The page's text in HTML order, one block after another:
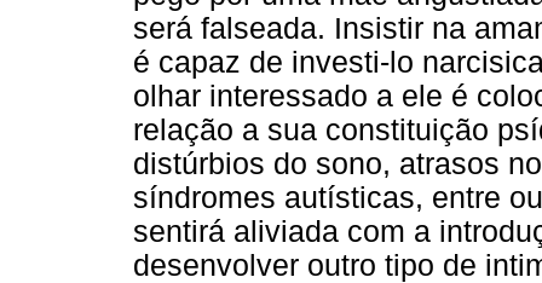
será falseada. Insistir na
é capaz de investi-lo
olhar interessado a ele é
relação a sua constituição
distúrbios do sono, atrasos
síndromes autísticas, entre
sentirá aliviada com a
desenvolver outro tipo de